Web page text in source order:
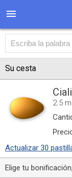
Su cesta
2.5
Actualizar 30
Elige tu